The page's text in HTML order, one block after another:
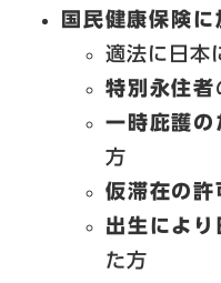
国民健康保険
適法に日本
特別永住者
一時庇護の
方
仮滞在の許
出生により
た方